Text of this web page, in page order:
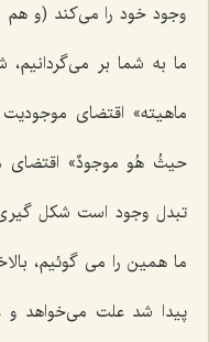
وجود خود را مى‌كند (و هم
ما به شما بر
ماهیته» اقتضاى
حیثُ هُو موجودٌ» اقتضاى
تبدل وجود است شكل
ما همین را مى گوئیم،
پیدا شد علت مى‌خواهد